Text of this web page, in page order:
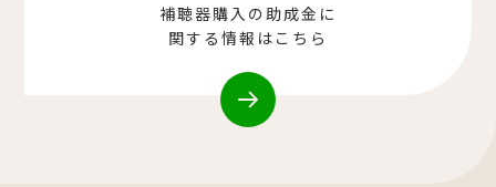
補聴器購入の助成金に
関する情報はこちら